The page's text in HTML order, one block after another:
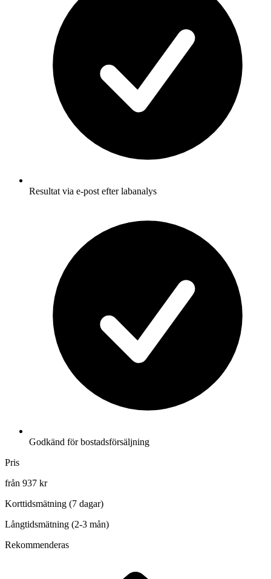
Resultat via e-post efter labanalys
Godkänd för bostadsförsäljning
Pris
från 937 kr
Korttidsmätning (7 dagar)
Långtidsmätning (2-3 mån)
Rekommenderas